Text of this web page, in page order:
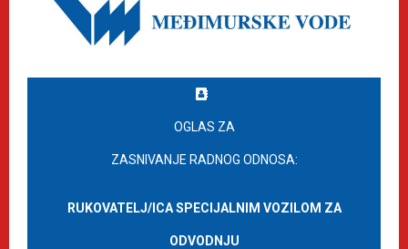
OGLAS ZA
ZASNIVANJE RADNOG ODNOSA:
RUKOVATELJ/ICA SPECIJALNIM VOZILOM ZA
ODVODNJU